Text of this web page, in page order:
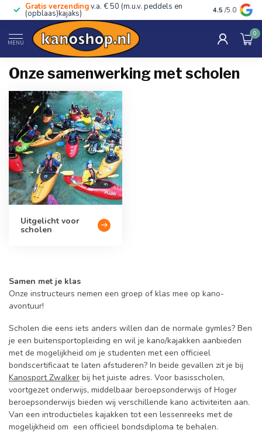
Gratis verzendingv.a. € 50 (m.u.v. peddels en
(opblaas)kajaks) Advies van
4.5 /5.0
MENU
0
Home / Scholen
Onze samenwerking met scholen
Uitgelicht voor
scholen
Samen met je klas
Onze instructeurs nemen een groep of klas mee op kano-
avontuur!
Scholen die eens iets anders willen dan de normale gymles? Ben
je een buitensportopleiding en wil je kano/kajakken aanbieden
met de mogelijkheid om je studenten met een officieel
bondscertificaat te laten afstuderen? In beide gevallen zit je bij
Kanosport Zwalker bij het juiste adres. Voor basisscholen,
voortgezet onderwijs, middelbaar beroepsonderwijs of Hoger
beroepsonderwijs bieden wij verschillende kano activiteiten aan.
Van een introductieles kajakken tot een lessenreeks met de
mogelijkheid om een officieel bondsdiploma te behalen.